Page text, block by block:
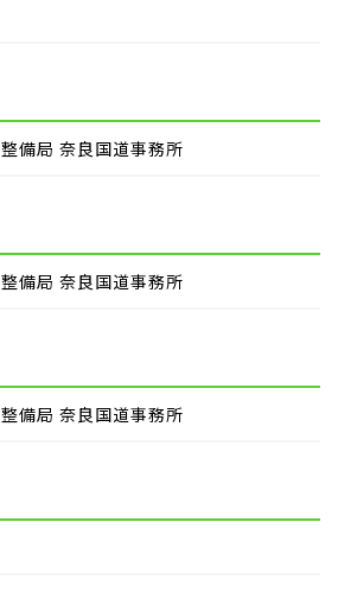
備局 奈良国道事務所
備局 奈良国道事務所
備局 奈良国道事務所